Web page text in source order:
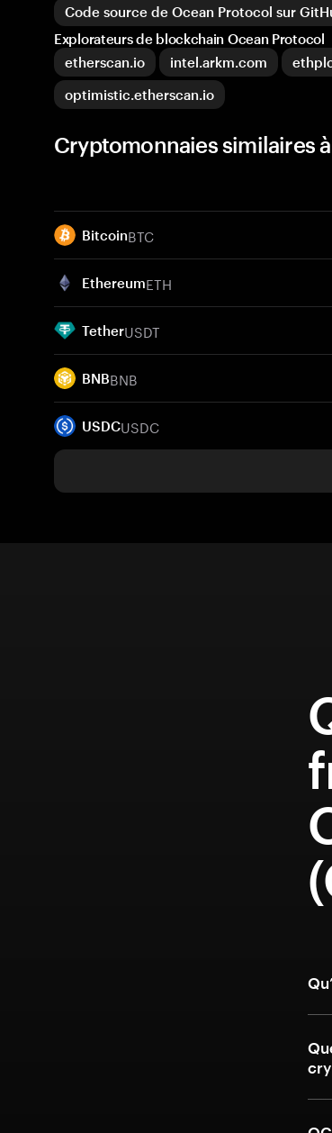
Code source de Ocean Protocol sur
Explorateurs de blockchain Ocean Protocol
etherscan.io
intel.arkm.com
optimistic.etherscan.io
Cryptomonnaies similaires
BitcoinBTC
EthereumETH
TetherUSDT
BNBBNB
USDCUSDC